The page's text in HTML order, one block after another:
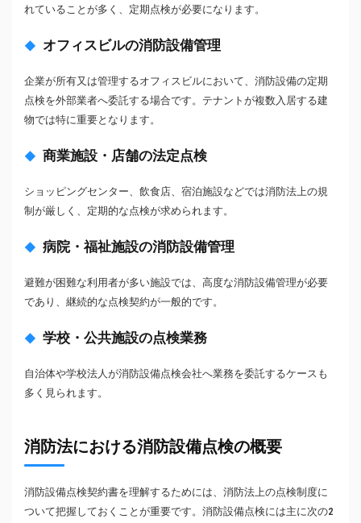
れていることが多く、定期点検が必要になります。
オフィスビルの消防設備管理
企業が所有又は管理するオフィスビルにおいて、消防設備の定期
点検を外部業者へ委託する場合です。テナントが複数入居する建
物では特に重要となります。
商業施設・店舗の法定点検
ショッピングセンター、飲食店、宿泊施設などでは消防法上の規
制が厳しく、定期的な点検が求められます。
病院・福祉施設の消防設備管理
避難が困難な利用者が多い施設では、高度な消防設備管理が必要
であり、継続的な点検契約が一般的です。
学校・公共施設の点検業務
自治体や学校法人が消防設備点検会社へ業務を委託するケースも
多く見られます。
消防法における消防設備点検の概要
消防設備点検契約書を理解するためには、消防法上の点検制度に
ついて把握しておくことが重要です。消防設備点検には主に次の2